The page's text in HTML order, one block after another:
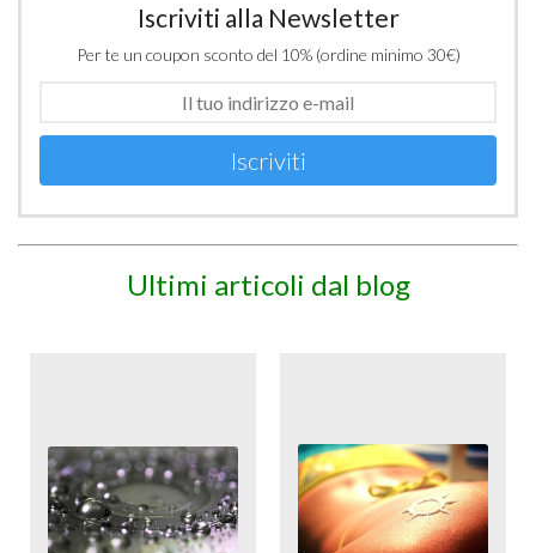
Iscriviti alla Newsletter
Per te un coupon sconto del 10% (ordine minimo 30€)
Iscriviti
Ultimi articoli dal blog